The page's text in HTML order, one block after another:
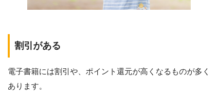
割引がある
電子書籍には割引や、ポイント還元が高くなるものが多く
あります。